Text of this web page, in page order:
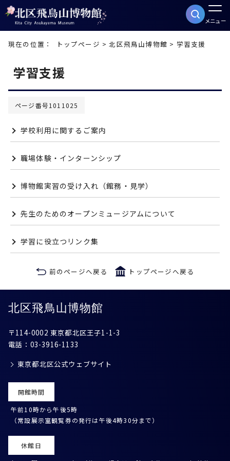
メニュー
現在の位置： トップページ >北区飛鳥山博物館 > 学習支援
学習支援
ページ番号1011025
学校利用に関するご案内
職場体験・インターンシップ
博物館実習の受け入れ（館務・見学）
先生のためのオープンミュージアムについて
学習に役立つリンク集
前のページへ戻る トップページへ戻る
北区飛鳥山博物館
〒114-0002 東京都北区王子1-1-3
電話： 03-3916-1133
東京都北区公式ウェブサイト
開館時間
午前10時から午後5時
（常設展示室観覧券の発行は午後4時30分まで）
休館日